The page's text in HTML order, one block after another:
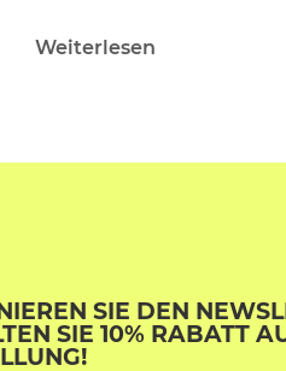
Weiterlesen
SIE DEN
SIE 10% RABATT